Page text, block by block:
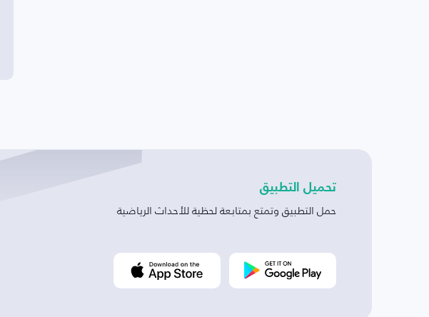
تحميل التطبيق
حمل التطبيق وتمتع بمتابعة لحظية للأحداث الرياضية